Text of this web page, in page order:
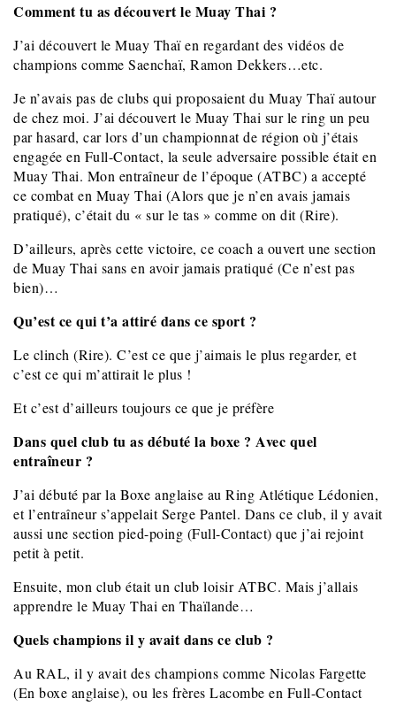
Comment tu as découvert le Muay Thai ?
J’ai découvert le Muay Thaï en regardant des vidéos de
champions comme Saenchaï, Ramon Dekkers…etc.
Je n’avais pas de clubs qui proposaient du Muay Thaï autour
de chez moi. J’ai découvert le Muay Thai sur le ring un peu
par hasard, car lors d’un championnat de région où j’étais
engagée en Full-Contact, la seule adversaire possible était en
Muay Thai. Mon entraîneur de l’époque (ATBC) a accepté
ce combat en Muay Thai (Alors que je n’en avais jamais
pratiqué), c’était du « sur le tas » comme on dit (Rire).
D’ailleurs, après cette victoire, ce coach a ouvert une section
de Muay Thai sans en avoir jamais pratiqué (Ce n’est pas
bien)…
Qu’est ce qui t’a attiré dans ce sport ?
Le clinch (Rire). C’est ce que j’aimais le plus regarder, et
c’est ce qui m’attirait le plus !
Et c’est d’ailleurs toujours ce que je préfère
Dans quel club tu as débuté la boxe ? Avec quel
entraîneur ?
J’ai débuté par la Boxe anglaise au Ring Atlétique Lédonien,
et l’entraîneur s’appelait Serge Pantel. Dans ce club, il y avait
aussi une section pied-poing (Full-Contact) que j’ai rejoint
petit à petit.
Ensuite, mon club était un club loisir ATBC. Mais j’allais
apprendre le Muay Thai en Thaïlande…
Quels champions il y avait dans ce club ?
Au RAL, il y avait des champions comme Nicolas Fargette
(En boxe anglaise), ou les frères Lacombe en Full-Contact